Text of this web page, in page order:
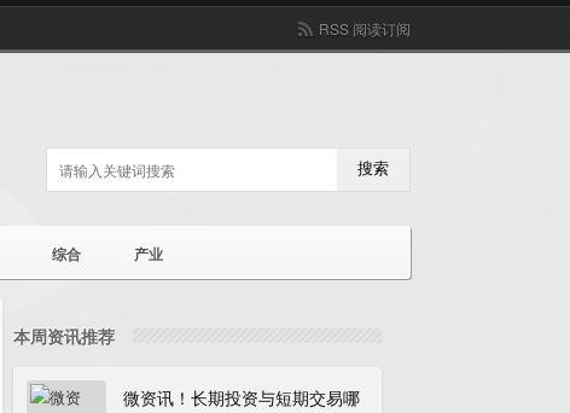
RSS 阅读订阅
搜索
综合 产业
本周资讯推荐
微资讯！长期投资与短期交易哪